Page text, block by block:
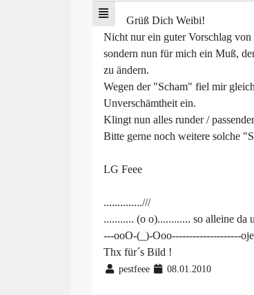
Grüß Dich Weibi!
Nicht nur ein guter Vorschlag von
sondern nun für mich ein Muß,
zu ändern.
Wegen der "Scham" fiel mir
Unverschämtheit ein.
Klingt nun alles runder /
Bitte gerne noch weitere solche
LG Feee
..............///
........... (o o)............ so alleine da
---ooO-(_)-Ooo--------------------
Thx für´s Bild !
pestfeee 08.01.2010